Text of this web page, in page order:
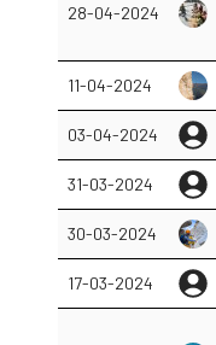
28-04-2024
11-04-2024
03-04-2024
31-03-2024
30-03-2024
17-03-2024